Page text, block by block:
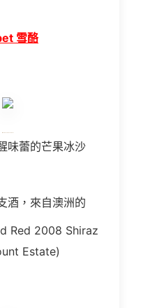
雪酪
味蕾的芒果冰沙
酒，來自澳洲的
Red 2008 Shiraz
Estate)